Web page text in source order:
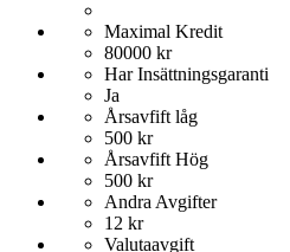
Maximal Kredit
80000 kr
Har Insättningsgaranti
Ja
Årsavfift låg
500 kr
Årsavfift Hög
500 kr
Andra Avgifter
12 kr
Valutaavgift